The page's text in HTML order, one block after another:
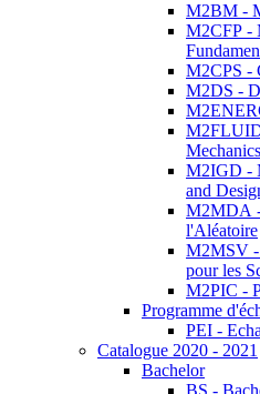
M2BM -
M2CFP -
M2CPS -
M2DS -
Mechanics
M2IGD -
and
M2MDA
l'Aléatoire
M2MSV -
pour les
M2PIC -
Programme
PEI -
Catalogue 2020 - 2021
Bachelor
BS -